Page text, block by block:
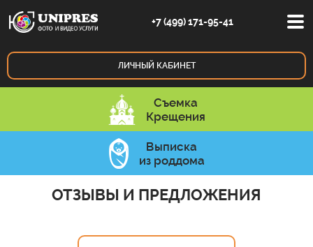
+7 (499) 171-95-41
ЛИЧНЫЙ КАБИНЕТ
Съемка
Крещения
Выписка
из роддома
ОТЗЫВЫ И ПРЕДЛОЖЕНИЯ